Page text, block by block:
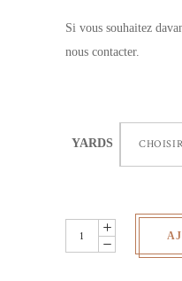
Si vous souhaitez
nous contacter.
YARDS
Wax
Africain